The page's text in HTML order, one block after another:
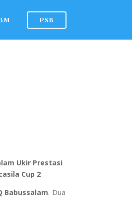
PSB
Ukir Prestasi
Cup 2
Babussalam. Dua